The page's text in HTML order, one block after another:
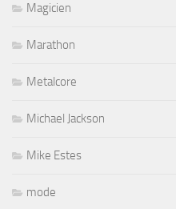
Magicien
Marathon
Metalcore
Michael Jackson
Mike Estes
mode